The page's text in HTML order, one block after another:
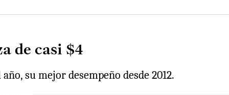
de casi $4
su mejor desempeño desde 2012.